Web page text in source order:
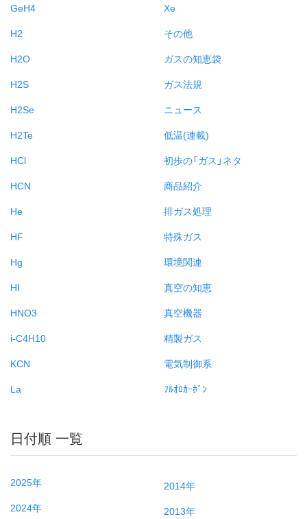
GeH4
H2
H2O
H2S
H2Se
H2Te
HCl
HCN
He
HF
Hg
HI
HNO3
i-C4H10
KCN
La
Xe
その他
ガスの知恵袋
ガス法規
ニュース
低温(連載)
初歩の「ガス」ネタ
商品紹介
排ガス処理
特殊ガス
環境関連
真空の知恵
真空機器
精製ガス
電気制御系
ﾌﾙｵﾛｶｰﾎﾞﾝ
日付順 一覧
2025年
2024年
2014年
2013年